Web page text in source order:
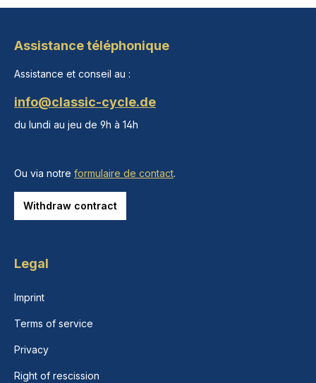
Assistance téléphonique
Assistance et conseil au :
info@classic-cycle.de
du lundi au jeu de 9h à 14h
Ou via notre formulaire de contact.
Withdraw contract
Legal
Imprint
Terms of service
Privacy
Right of rescission